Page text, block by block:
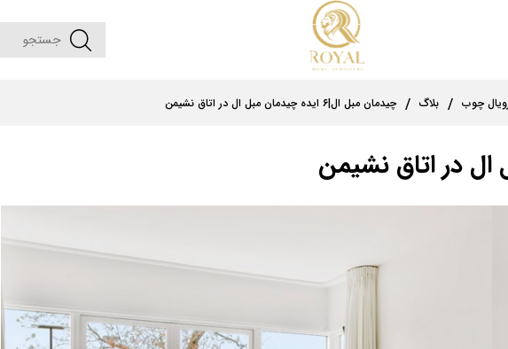
چوب بلاگ چیدمان مبل ال|۶ ایده چیدمان مبل ال در اتاق نشیمن